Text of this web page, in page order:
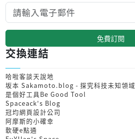
免費訂閱
交換連結
哈啦客談天說地
坂本 Sakamoto.blog - 探究科技未知領域
是個好工具Be Good Tool
Spaceack's Blog
冠均網頁設計公司
阿摩斯的小確幸
軟硬e點通